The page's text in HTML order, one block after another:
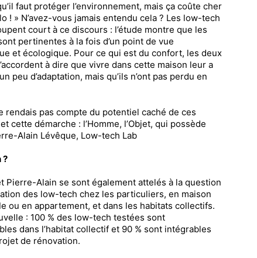
faut protéger l’environnement, mais ça coûte cher
! » N’avez-vous jamais entendu cela ? Les low-tech
court à ce discours : l’étude montre que les
pertinentes à la fois d’un point de vue
et écologique. Pour ce qui est du confort, les deux
à dire que vivre dans cette maison leur a
peu d’adaptation, mais qu’ils n’ont pas perdu en
rendais pas compte du potentiel caché de ces
cette démarche : l’Homme, l’Objet, qui possède
Alain Lévêque, Low-tech Lab
?
Pierre-Alain se sont également attelés à la question
des low-tech chez les particuliers, en maison
ou en appartement, et dans les habitats collectifs.
: 100 % des low-tech testées sont
dans l’habitat collectif et 90 % sont intégrables
de rénovation.